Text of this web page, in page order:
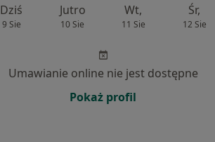
Dziś
9 Sie
Jutro
10 Sie
Wt,
11 Sie
Śr,
12 Sie
Umawianie online nie jest dostępne
Pokaż profil